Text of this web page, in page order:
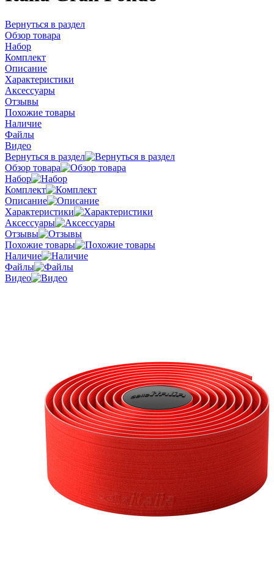
Вернуться в раздел
Обзор товара
Набор
Комплект
Описание
Характеристики
Аксессуары
Отзывы
Похожие товары
Наличие
Файлы
Видео
Вернуться в раздел
Обзор товара
Набор
Комплект
Описание
Характеристики
Аксессуары
Отзывы
Похожие товары
Наличие
Файлы
Видео